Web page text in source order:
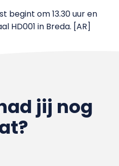
begint om 13.30 uur en
HD001 in Breda. [AR]
jij nog